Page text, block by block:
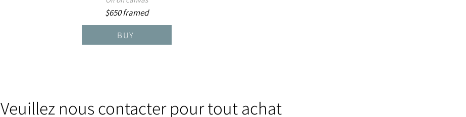
$650 framed
BUY
Veuillez nous contacter pour tout achat